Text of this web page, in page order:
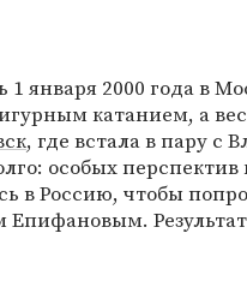
января 2000 года в
катанием, а
, где встала в пару с
особых
в Россию, чтобы